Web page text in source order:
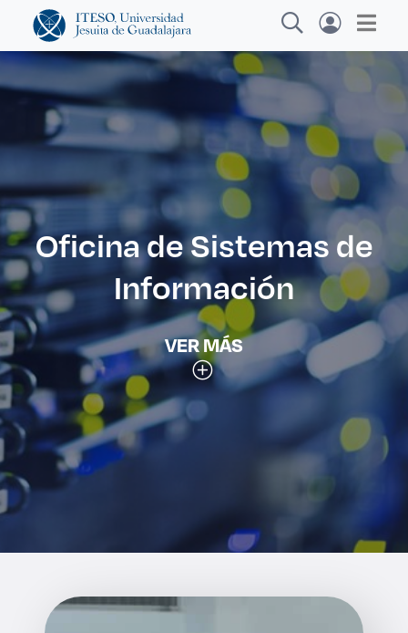
Explora sitios web, programas académicos,
actividades y noticias
Diplomados|
Enlaces de interés
Aspirantes
Becas
CRUCE
Oficina de Sistemas de
Información
VER MÁS